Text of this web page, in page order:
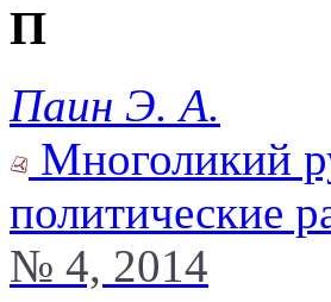
П
Паин Э. А.
Многоликий
политические
№ 4, 2014